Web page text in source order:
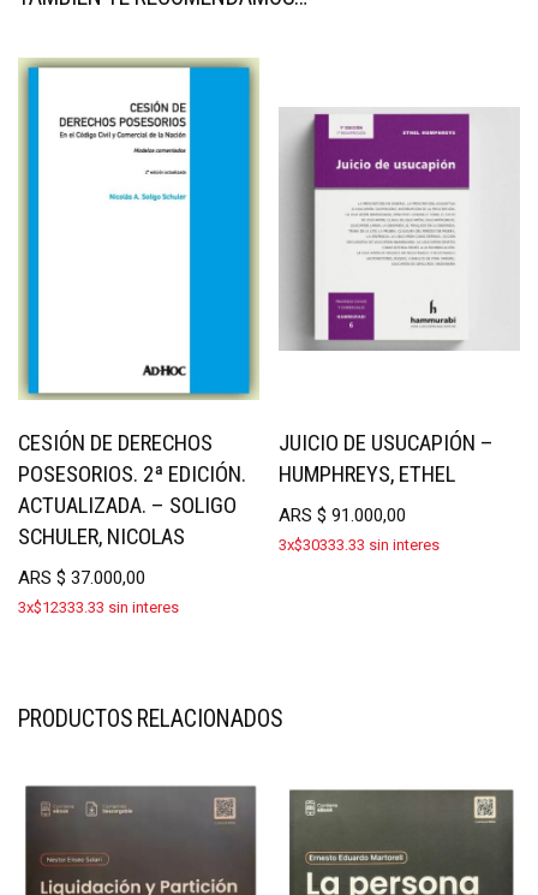
CESIÓN DE DERECHOS
POSESORIOS. 2ª EDICIÓN.
ACTUALIZADA. – SOLIGO
SCHULER, NICOLAS
ARS $ 37.000,00
3x$12333.33 sin interes
JUICIO DE USUCAPIÓN –
HUMPHREYS, ETHEL
ARS$ 91.000,00
3x$30333.33 sin interes
PRODUCTOS RELACIONADOS